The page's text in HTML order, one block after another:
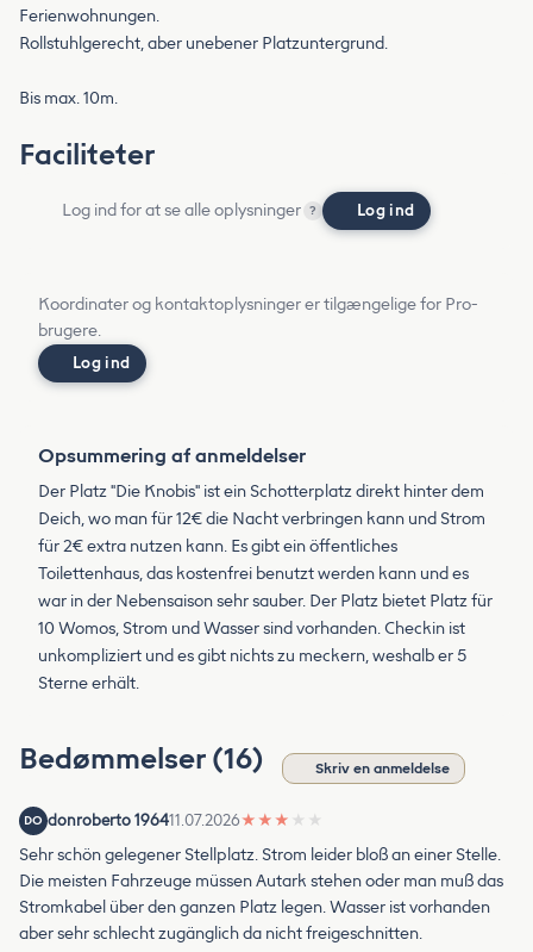
Ferienwohnungen.
Rollstuhlgerecht, aber unebener Platzuntergrund.
Bis max. 10m.
Faciliteter
Log ind for at se alle oplysninger ? Log ind
Koordinater og kontaktoplysninger er tilgængelige for Pro-
brugere.
Log ind
Opsummering af anmeldelser
Der Platz "Die Knobis" ist ein Schotterplatz direkt hinter dem
Deich, wo man für 12€ die Nacht verbringen kann und Strom
für 2€ extra nutzen kann. Es gibt ein öffentliches
Toilettenhaus, das kostenfrei benutzt werden kann und es
war in der Nebensaison sehr sauber. Der Platz bietet Platz für
10 Womos, Strom und Wasser sind vorhanden. Checkin ist
unkompliziert und es gibt nichts zu meckern, weshalb er 5
Sterne erhält.
Bedømmelser (16) Skriv en anmeldelse
DO donroberto 196411.07.2026★ ★ ★ ★ ★
Sehr schön gelegener Stellplatz. Strom leider bloß an einer Stelle.
Die meisten Fahrzeuge müssen Autark stehen oder man muß das
Stromkabel über den ganzen Platz legen. Wasser ist vorhanden
aber sehr schlecht zugänglich da nicht freigeschnitten.